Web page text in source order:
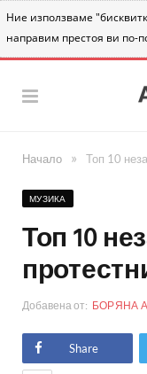
Ние използваме
направим престоя ви по-
Начало » Топ 10
МУЗИКА
Топ 10
Добавена от: БОРЯНА
Share